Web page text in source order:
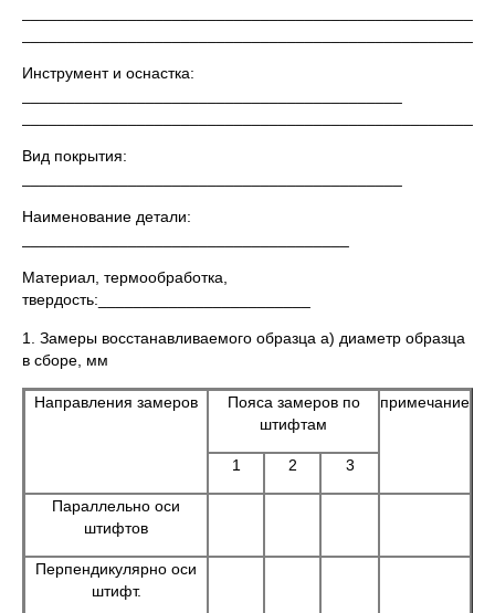
Инструмент и оснастка:
Вид покрытия:
Наименование детали:
Материал, термообработка,
твердость:________________________
1. Замеры восстанавливаемого образца а) диаметр образца
в сборе, мм
Направления замеров
Пояса замеров по
штифтам
примечание
1 2 3
Параллельно оси
штифтов
Перпендикулярно оси
штифт.